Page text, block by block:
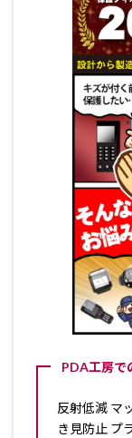
PDA工房で
反射低減 マ
き見防止 プ